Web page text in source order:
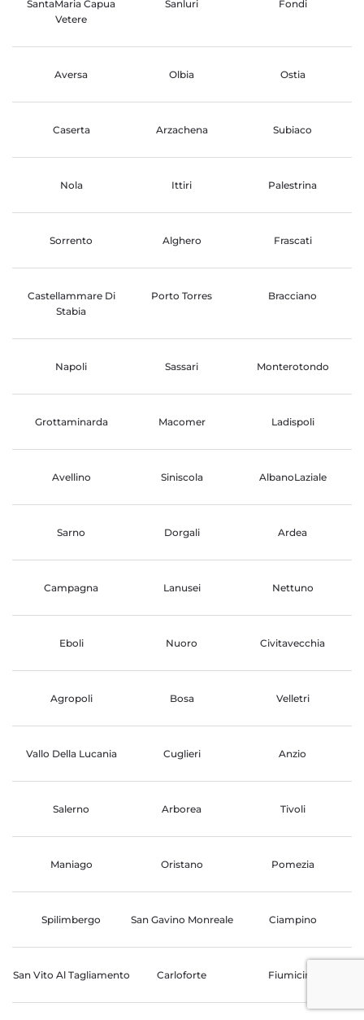
SantaMaria Capua
Vetere
Sanluri Fondi
Aversa Olbia Ostia
Caserta Arzachena Subiaco
Nola Ittiri Palestrina
Sorrento Alghero Frascati
Castellammare Di
Stabia
Porto Torres Bracciano
Napoli Sassari Monterotondo
Grottaminarda Macomer Ladispoli
Avellino Siniscola AlbanoLaziale
Sarno Dorgali Ardea
Campagna Lanusei Nettuno
Eboli Nuoro Civitavecchia
Agropoli Bosa Velletri
Vallo Della Lucania Cuglieri Anzio
Salerno Arborea Tivoli
Maniago Oristano Pomezia
Spilimbergo San Gavino Monreale Ciampino
San Vito Al Tagliamento Carloforte Fiumicino